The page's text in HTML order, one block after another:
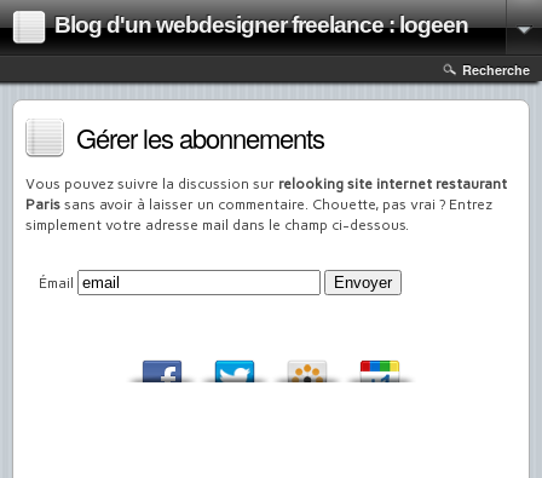
Blog d'un webdesigner freelance : logeen
Recherche
Gérer les abonnements
Vous pouvez suivre la discussion sur relooking site internet restaurant
Paris sans avoir à laisser un commentaire. Chouette, pas vrai ? Entrez
simplement votre adresse mail dans le champ ci-dessous.
Émail